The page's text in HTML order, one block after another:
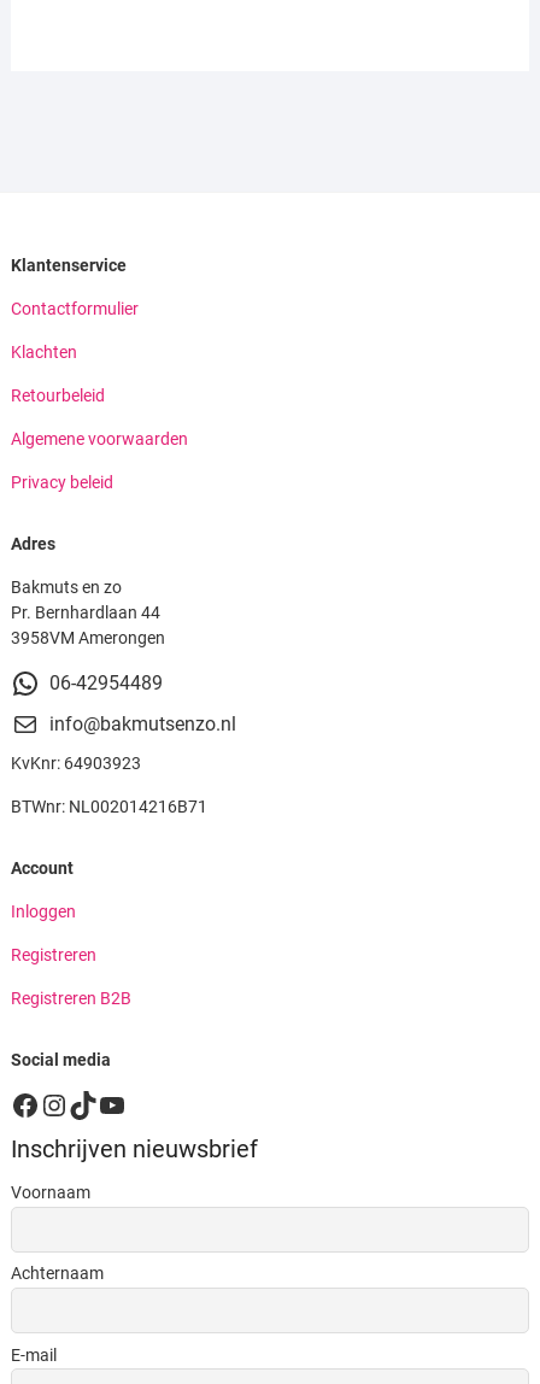
Klantenservice
Contactformulier
Klachten
Retourbeleid
Algemene voorwaarden
Privacy beleid
Adres
Bakmuts en zo
Pr. Bernhardlaan 44
3958VM Amerongen
06-42954489
info@bakmutsenzo.nl
KvKnr: 64903923
BTWnr: NL002014216B71
Account
Inloggen
Registreren
Registreren B2B
Social media
Facebook
Instagram
TikTok
YouTube
Inschrijven nieuwsbrief
Voornaam
Achternaam
E-mail